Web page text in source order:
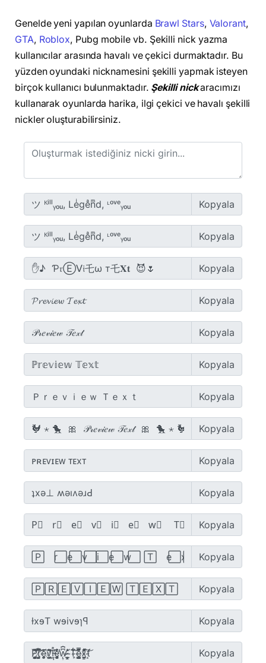
Genelde yeni yapılan oyunlarda Brawl Stars, Valorant,
GTA, Roblox, Pubg mobile vb. Şekilli nick yazma
kullanıcılar arasında havalı ve çekici durmaktadır. Bu
yüzden oyundaki nicknamesini şekilli yapmak isteyen
birçok kullanıcı bulunmaktadır. Şekilli nickaracımızı
kullanarak oyunlarda harika, ilgi çekici ve havalı şekilli
nickler oluşturabilirsiniz.